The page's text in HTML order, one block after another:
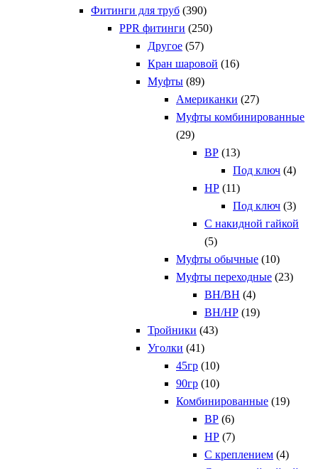
Фитинги для труб (390)
PPR фитинги (250)
Другое (57)
Кран шаровой (16)
Муфты (89)
Американки (27)
Муфты комбинированные
(29)
ВР (13)
Под ключ (4)
НР (11)
Под ключ (3)
С накидной гайкой
(5)
Муфты обычные (10)
Муфты переходные (23)
ВН/ВН (4)
ВН/НР (19)
Тройники (43)
Уголки (41)
45гр (10)
90гр (10)
Комбинированные (19)
ВР (6)
НР (7)
С креплением (4)